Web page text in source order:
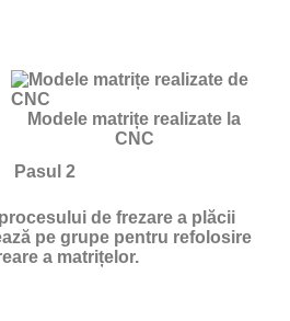
Modele matrițe realizate la
CNC
Pasul 2
de frezare a plăcii
pe grupe pentru refolosire
a matrițelor.